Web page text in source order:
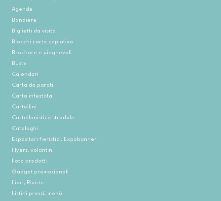
Agende
Bandiere
Biglietti da visita
Blocchi carta copiativa
Brochure e pieghevoli
Buste
Calendari
Carta da parati
Carta intestata
Cartellini
Cartellonistica stradale
Cataloghi
Espositori fieristici, Expobanner
Flyers, volantini
Foto prodotti
Gadget promozionali
Libri, Riviste
Listini prezzi, menù